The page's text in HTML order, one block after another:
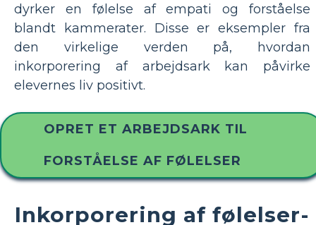
dyrker en følelse af empati og forståelse
blandt kammerater. Disse er eksempler fra
den virkelige verden på, hvordan
inkorporering af arbejdsark kan påvirke
elevernes liv positivt.
OPRET ET ARBEJDSARK TIL
FORSTÅELSE AF FØLELSER
Inkorporering af følelser-